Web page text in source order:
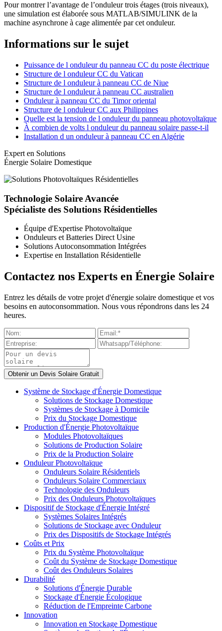
Pour montrer l’avantage de l’onduleur trois étages (trois niveaux),
une simulation est élaborée sous MATLAB/SIMULINK de la
machine asynchrone à cage alimentée par cet onduleur.
Informations sur le sujet
Puissance de l onduleur du panneau CC du poste électrique
Structure de l onduleur CC du Vatican
Structure de l onduleur à panneau CC de Niue
Structure de l onduleur à panneau CC australien
Onduleur à panneau CC du Timor oriental
Structure de l onduleur CC aux Philippines
Quelle est la tension de l onduleur du panneau photovoltaïque
À combien de volts l onduleur du panneau solaire passe-t-il
Installation d un onduleur à panneau CC en Algérie
Expert en Solutions
Énergie Solaire Domestique
Technologie Solaire Avancée
Spécialiste des Solutions Résidentielles
Équipe d'Expertise Photovoltaïque
Onduleurs et Batteries Direct Usine
Solutions Autoconsommation Intégrées
Expertise en Installation Résidentielle
Contactez nos Experts en Énergie Solaire
Entrez les détails de votre projet d'énergie solaire domestique et vos
besoins en autoconsommation. Nous vous répondrons dans les 24
heures.
Système de Stockage d'Énergie Domestique
Solutions de Stockage Domestique
Systèmes de Stockage à Domicile
Prix du Stockage Domestique
Production d'Énergie Photovoltaïque
Modules Photovoltaïques
Solutions de Production Solaire
Prix de la Production Solaire
Onduleur Photovoltaïque
Onduleurs Solaire Résidentiels
Onduleurs Solaire Commerciaux
Technologie des Onduleurs
Prix des Onduleurs Photovoltaïques
Dispositif de Stockage d'Énergie Intégré
Systèmes Solaires Intégrés
Solutions de Stockage avec Onduleur
Prix des Dispositifs de Stockage Intégrés
Coûts et Prix
Prix du Système Photovoltaïque
Coût du Système de Stockage Domestique
Coût des Onduleurs Solaires
Durabilité
Solutions d'Énergie Durable
Stockage d'Énergie Écologique
Réduction de l'Empreinte Carbone
Innovation
Innovation en Stockage Domestique